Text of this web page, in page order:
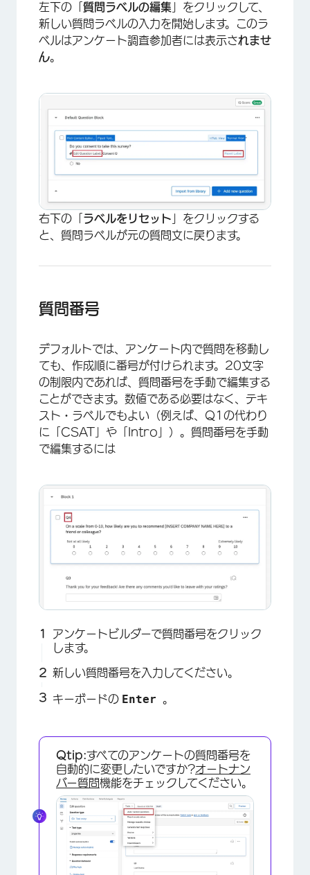
左下の「 質問ラベルの編集 」をクリックして、
新しい質問ラベルの入力を開始します。このラ
ベルはアンケート調査参加者には表示されませ
ん。
右下の「 ラベルをリセット 」をクリックする
と、質問ラベルが元の質問文に戻ります。
質問番号
デフォルトでは、アンケート内で質問を移動し
ても、作成順に番号が付けられます。20文字
の制限内であれば、質問番号を手動で編集する
ことができます。数値である必要はなく、テキ
スト・ラベルでもよい（例えば、Q1の代わり
に「CSAT」や「Intro」）。質問番号を手動
で編集するには
アンケートビルダーで質問番号をクリック
します。
新しい質問番号を入力してください。
キーボードの Enter 。
Qtip:すべてのアンケートの質問番号を
自動的に変更したいですか?オートナン
バー質問機能をチェックしてください。